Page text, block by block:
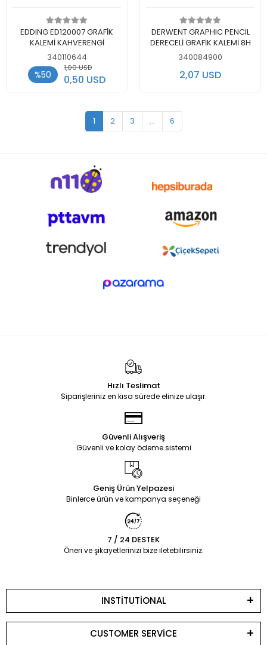
Add to cart
EDDING ED120007 GRAFİK
KALEMİ KAHVERENGİ
340110644
%50
1,00 USD
0,50 USD
Add to cart
DERWENT GRAPHIC PENCIL
DERECELİ GRAFİK KALEMİ 8H
340084900
2,07 USD
1 2 3 ... 6
Hızlı Teslimat
Siparişleriniz en kısa sürede elinize ulaşır.
Güvenli Alışveriş
Güvenli ve kolay ödeme sistemi
Geniş Ürün Yelpazesi
Binlerce ürün ve kampanya seçeneği
7 / 24 DESTEK
Öneri ve şikayetlerinizi bize iletebilirsiniz.
INSTİTUTİONAL
CUSTOMER SERVİCE